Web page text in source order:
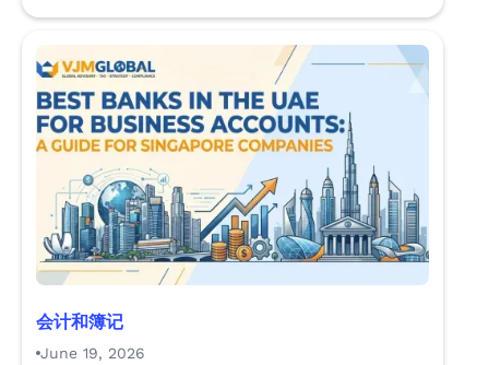
会计和簿记
June 19, 2026